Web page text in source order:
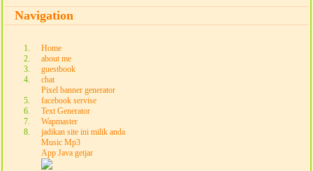
Navigation
Home
about me
guestbook
chat
Pixel banner generator
facebook servise
Text Generator
Wapmaster
jadikan site ini milik anda
Music Mp3
App Java getjar